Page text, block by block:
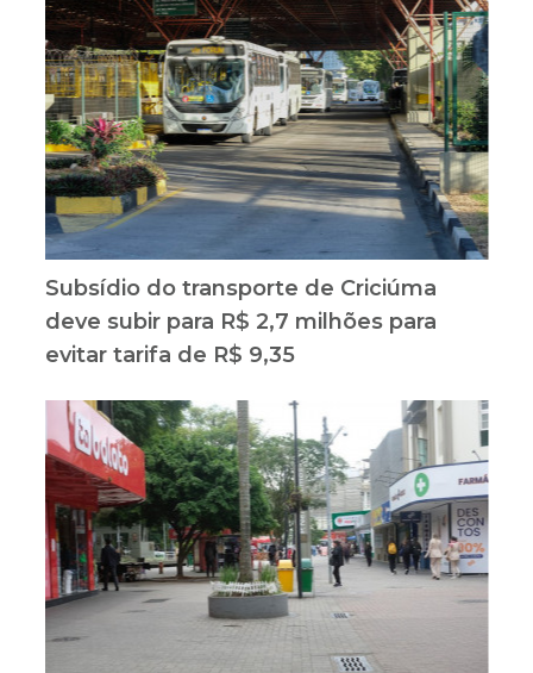
Subsídio do transporte de Criciúma
deve subir para R$ 2,7 milhões para
evitar tarifa de R$ 9,35